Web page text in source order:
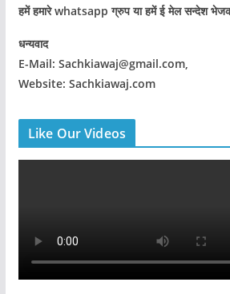
हमें हमारे whatsapp ग्रुप या हमें ई मेल सन्देश
धन्यवाद
E-Mail: Sachkiawaj@gmail.com,
Website: Sachkiawaj.com
Like Our Videos